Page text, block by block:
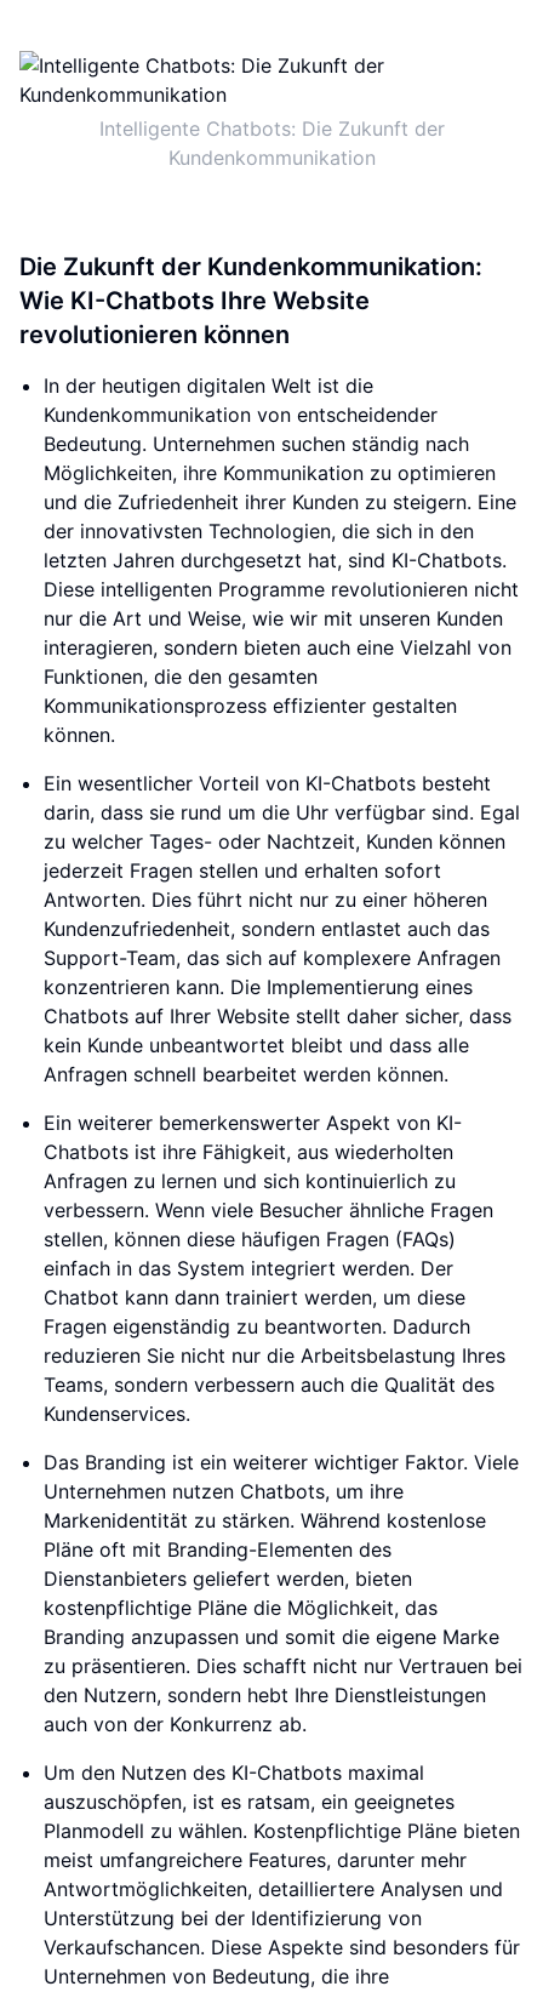
Intelligente Chatbots: Die Zukunft der
Kundenkommunikation
Die Zukunft der Kundenkommunikation:
Wie KI-Chatbots Ihre Website
revolutionieren können
In der heutigen digitalen Welt ist die
Kundenkommunikation von entscheidender
Bedeutung. Unternehmen suchen ständig nach
Möglichkeiten, ihre Kommunikation zu optimieren
und die Zufriedenheit ihrer Kunden zu steigern. Eine
der innovativsten Technologien, die sich in den
letzten Jahren durchgesetzt hat, sind KI-Chatbots.
Diese intelligenten Programme revolutionieren nicht
nur die Art und Weise, wie wir mit unseren Kunden
interagieren, sondern bieten auch eine Vielzahl von
Funktionen, die den gesamten
Kommunikationsprozess effizienter gestalten
können.
Ein wesentlicher Vorteil von KI-Chatbots besteht
darin, dass sie rund um die Uhr verfügbar sind. Egal
zu welcher Tages- oder Nachtzeit, Kunden können
jederzeit Fragen stellen und erhalten sofort
Antworten. Dies führt nicht nur zu einer höheren
Kundenzufriedenheit, sondern entlastet auch das
Support-Team, das sich auf komplexere Anfragen
konzentrieren kann. Die Implementierung eines
Chatbots auf Ihrer Website stellt daher sicher, dass
kein Kunde unbeantwortet bleibt und dass alle
Anfragen schnell bearbeitet werden können.
Ein weiterer bemerkenswerter Aspekt von KI-
Chatbots ist ihre Fähigkeit, aus wiederholten
Anfragen zu lernen und sich kontinuierlich zu
verbessern. Wenn viele Besucher ähnliche Fragen
stellen, können diese häufigen Fragen (FAQs)
einfach in das System integriert werden. Der
Chatbot kann dann trainiert werden, um diese
Fragen eigenständig zu beantworten. Dadurch
reduzieren Sie nicht nur die Arbeitsbelastung Ihres
Teams, sondern verbessern auch die Qualität des
Kundenservices.
Das Branding ist ein weiterer wichtiger Faktor. Viele
Unternehmen nutzen Chatbots, um ihre
Markenidentität zu stärken. Während kostenlose
Pläne oft mit Branding-Elementen des
Dienstanbieters geliefert werden, bieten
kostenpflichtige Pläne die Möglichkeit, das
Branding anzupassen und somit die eigene Marke
zu präsentieren. Dies schafft nicht nur Vertrauen bei
den Nutzern, sondern hebt Ihre Dienstleistungen
auch von der Konkurrenz ab.
Um den Nutzen des KI-Chatbots maximal
auszuschöpfen, ist es ratsam, ein geeignetes
Planmodell zu wählen. Kostenpflichtige Pläne bieten
meist umfangreichere Features, darunter mehr
Antwortmöglichkeiten, detailliertere Analysen und
Unterstützung bei der Identifizierung von
Verkaufschancen. Diese Aspekte sind besonders für
Unternehmen von Bedeutung, die ihre